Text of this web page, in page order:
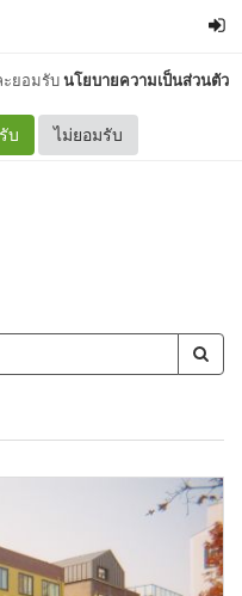
ะยอมรับนโยบายความเป็นส่วนตัว
บ ไม่ยอมรับ